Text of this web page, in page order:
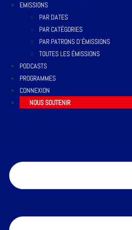
EMISSIONS
PAR DATES
PAR CATÉGORIES
PAR PATRONS D’ÉMISSIONS
TOUTES LES ÉMISSIONS
PODCASTS
PROGRAMMES
CONNEXION
NOUS SOUTENIR